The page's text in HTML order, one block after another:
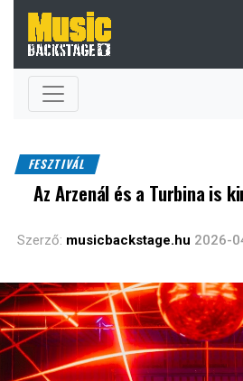
FESZTIVÁL
Az Arzenál és a Turbina is
Szerző: musicbackstage.hu 2026-